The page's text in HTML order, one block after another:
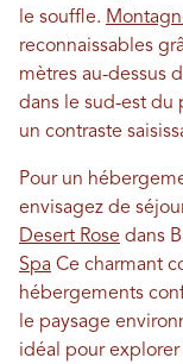
le souffle.
reconnaissables
mètres au-dessus
dans le sud-est du
un contraste
Pour un
envisagez de
Desert Rose dans
Spa Ce charmant
hébergements
le paysage
idéal pour